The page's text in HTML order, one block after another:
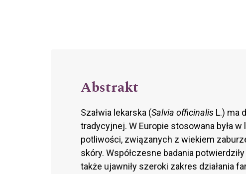
Abstrakt
Szałwia lekarska (Salvia officinalis L.) ma
tradycyjnej. W Europie stosowana była
potliwości, związanych z wiekiem
skóry. Współczesne badania
także ujawniły szeroki zakres działania